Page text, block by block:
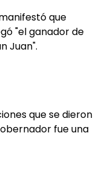
que
"el ganador de
Juan".
que se dieron
fue una